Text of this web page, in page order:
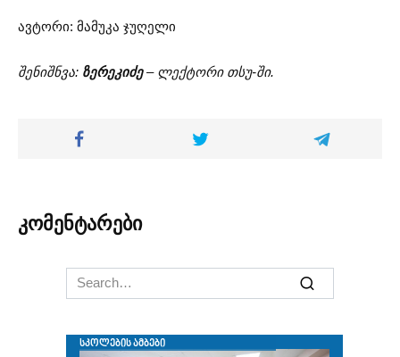
ავტორი: მამუკა ჯუღელი
შენიშნვა: ზერეკიძე– ლექტორი თსუ-ში.
კომენტარები
Search
for: